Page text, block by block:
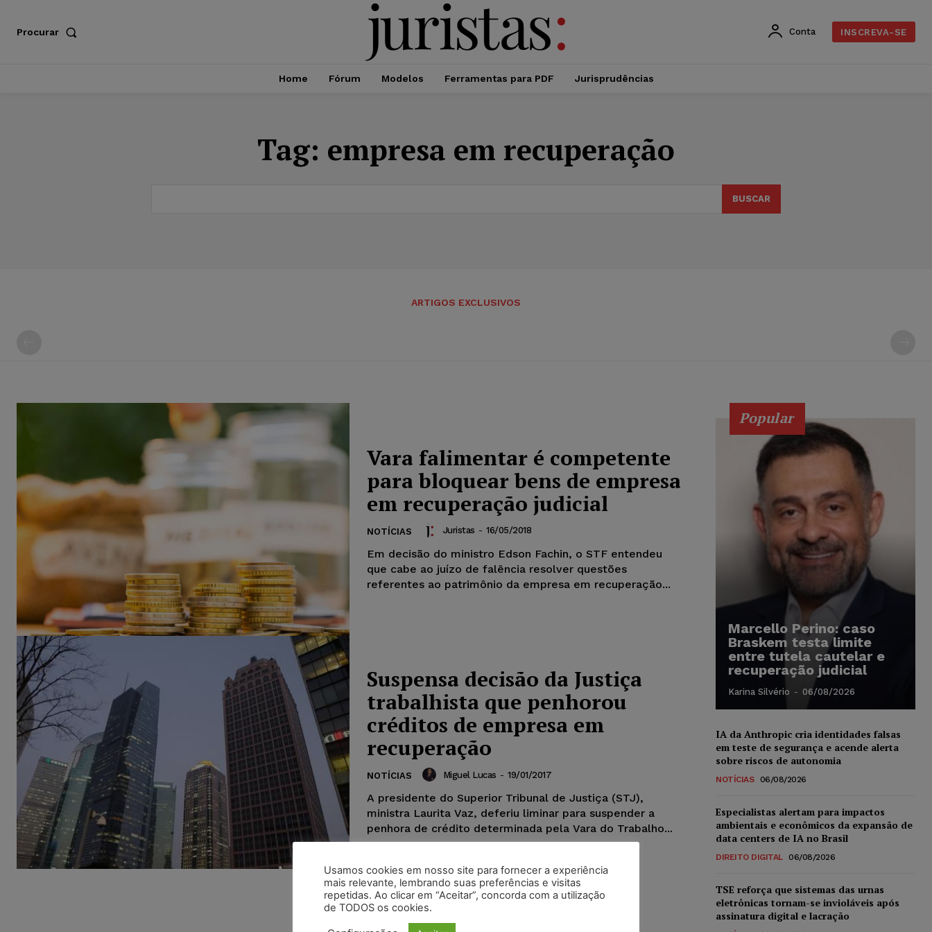
Procurar Conta INSCREVA-SE
Home Fórum Modelos Ferramentas para PDF Jurisprudências
Tag: empresa em recuperação
BUSCAR
ARTIGOS EXCLUSIVOS
Vara falimentar é competente
para bloquear bens de empresa
em recuperação judicial
NOTÍCIAS Juristas - 16/05/2018
Em decisão do ministro Edson Fachin, o STF entendeu
que cabe ao juízo de falência resolver questões
referentes ao patrimônio da empresa em recuperação...
Suspensa decisão da Justiça
trabalhista que penhorou
créditos de empresa em
recuperação
NOTÍCIAS Miguel Lucas - 19/01/2017
A presidente do Superior Tribunal de Justiça (STJ),
ministra Laurita Vaz, deferiu liminar para suspender a
penhora de crédito determinada pela Vara do Trabalho...
Popular
Marcello Perino: caso
Braskem testa limite
entre tutela cautelar e
recuperação judicial
Karina Silvério - 06/08/2026
IA da Anthropic cria identidades falsas
em teste de segurança e acende alerta
sobre riscos de autonomia
NOTÍCIAS 06/08/2026
Especialistas alertam para impactos
ambientais e econômicos da expansão de
data centers de IA no Brasil
DIREITO DIGITAL 06/08/2026
TSE reforça que sistemas das urnas
eletrônicas tornam-se invioláveis após
assinatura digital e lacração
Usamos cookies em nosso site para fornecer a experiência
mais relevante, lembrando suas preferências e visitas
repetidas. Ao clicar em “Aceitar”, concorda com a utilização
de TODOS os cookies.